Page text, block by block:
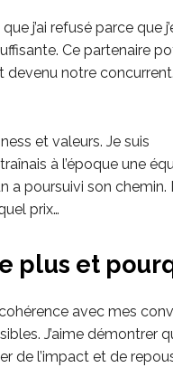
j’ai refusé parce que
Ce partenaire
notre concurrent.
et valeurs. Je suis
à l’époque une
a poursuivi son chemin.
prix…
plus et
avec mes
J’aime démontrer
de l’impact et de